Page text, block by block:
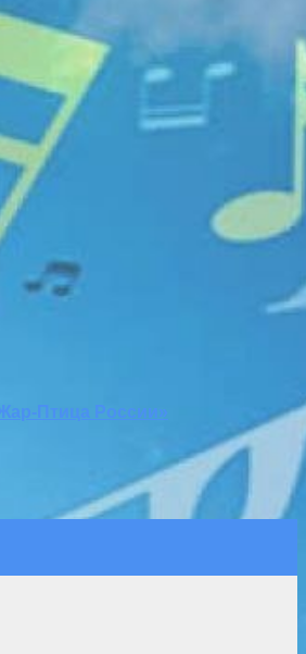
Птица России»